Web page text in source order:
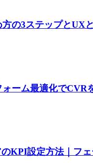
の3ステップとUX
ーム最適化でCVR
KPI設定方法｜フ